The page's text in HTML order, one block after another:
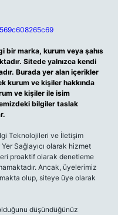
bir marka, kurum veya şahıs
Sitede yalnızca kendi
Burada yer alan içerikler
kurum ve kişiler hakkında
ve kişiler ile isim
bilgiler taslak
Teknolojileri ve İletişim
Sağlayıcı olarak hizmet
proaktif olarak denetleme
Ancak, üyelerimiz
olup, siteye üye olarak
düşündüğünüz